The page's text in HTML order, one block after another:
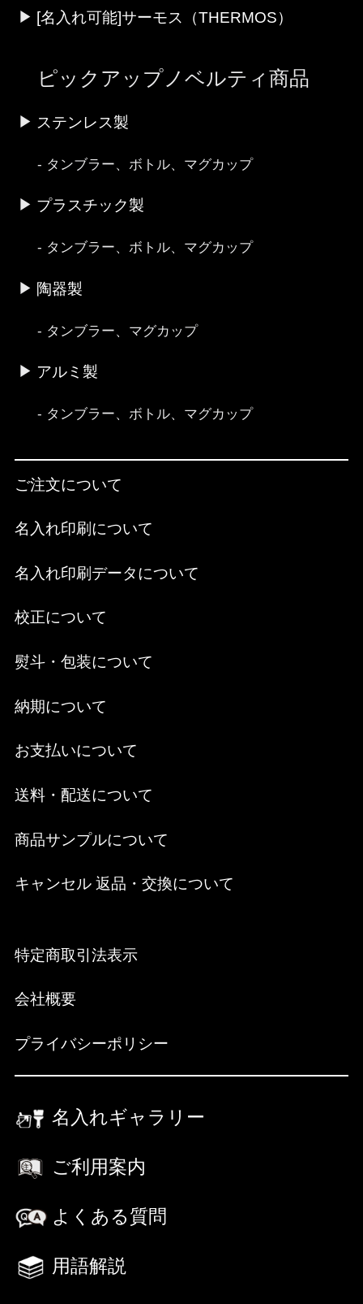
[名入れ可能]サーモス（THERMOS）
ピックアップノベルティ商品
ステンレス製
タンブラー、ボトル、マグカップ
プラスチック製
タンブラー、ボトル、マグカップ
陶器製
タンブラー、マグカップ
アルミ製
タンブラー、ボトル、マグカップ
ご注文について
名入れ印刷について
名入れ印刷データについて
校正について
熨斗・包装について
納期について
お支払いについて
送料・配送について
商品サンプルについて
キャンセル 返品・交換について
特定商取引法表示
会社概要
プライバシーポリシー
名入れギャラリー
ご利用案内
よくある質問
用語解説